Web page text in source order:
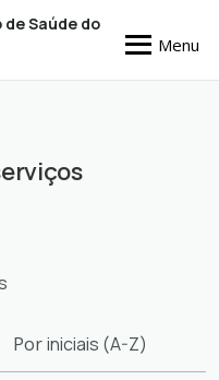
Saúde do
Menu
Poriniciais (A-Z)